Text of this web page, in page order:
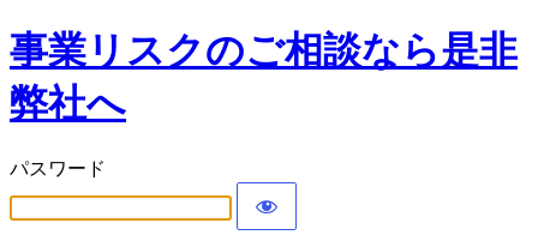
事業リスクのご相談なら是非
弊社へ
パスワード